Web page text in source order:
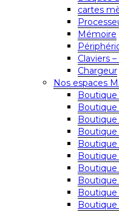
cartes
Mémoire
Claviers
Chargeur
Nos espaces
Boutique
Boutique
Boutique
Boutique
Boutique
Boutique
Boutique